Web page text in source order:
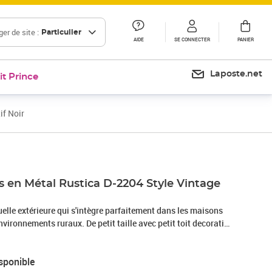
de site : Particulier
AIDE SE CONNECTER PANIER
Prince Laposte.net
Noir
en Métal Rustica D-2204 Style Vintage
extérieure qui s'intègre parfaitement dans les maisons
ruraux. De petit taille avec petit toit decorative
C'est très pratique pour la collecte du courrier car la porte
A5, feuilles A4 pliées, petites enveloppes C5 et DL, etc.- En